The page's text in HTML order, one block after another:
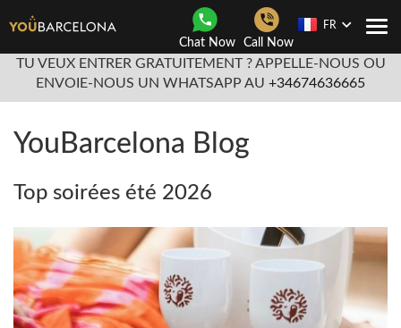
Chat Now Call Now
FR
TU VEUX ENTRER GRATUITEMENT ? APPELLE-NOUS OU
ENVOIE-NOUS UN WHATSAPP AU +34674636665
YouBarcelona Blog
Top soirées été 2026